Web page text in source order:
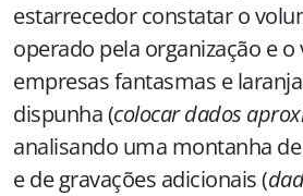
estarrecedor constatar o
operado pela organização e o
empresas fantasmas e
dispunha (colocar dados
analisando uma montanha
e de gravações adicionais (